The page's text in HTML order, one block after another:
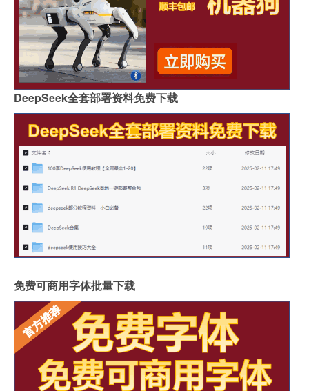
DeepSeek全套部署资料免费下载
免费可商用字体批量下载